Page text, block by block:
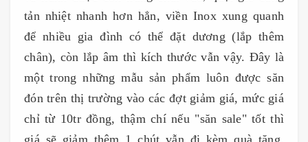
tản nhiệt nhanh hơn hẳn, viền Inox xung quanh
để nhiều gia đình có thể đặt dương (lắp thêm
chân), còn lắp âm thì kích thước vẫn vậy. Đây là
một trong những mẫu sản phẩm luôn được săn
đón trên thị trường vào các đợt giảm giá, mức giá
chỉ từ 10tr đồng, thậm chí nếu "săn sale" tốt thì
giá sẽ giảm thêm 1 chút vẫn đi kèm quà tặng.